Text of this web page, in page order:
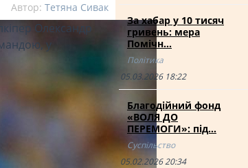
Автор: Тетяна Сивак
Олександр
у
За хабар у 10 тисяч
гривень: мера
Помічн…
Політика
05.03.2026 18:22
Благодійний фонд
«ВОЛЯ ДО
ПЕРЕМОГИ»: під…
Суспільство
05.02.2026 20:34